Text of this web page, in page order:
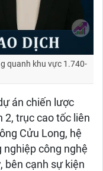
quanh khu vực 1.740-
án chiến lược
2, trục cao tốc liên
Cửu Long, hệ
nghiệp công nghệ
bên cạnh sự kiện